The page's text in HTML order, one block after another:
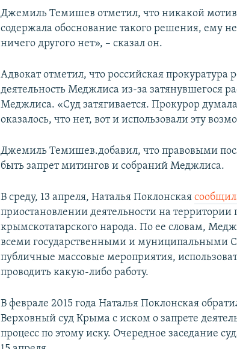
Джемиль Темишев отметил, что никакой
содержала обоснование такого решения, ему
ничего другого нет», – сказал он.
Адвокат отметил, что российская прокуратура
деятельность Меджлиса из-за затянувшегося
Меджлиса. «Суд затягивается. Прокурор
оказалось, что нет, вот и использовали эту
Джемиль Темишев.добавил, что правовыми
быть запрет митингов и собраний Меджлиса.
В среду, 13 апреля, Наталья Поклонская
приостановлении деятельности на территории
крымскотатарского народа. По ее словам,
всеми государственными и муниципальными
публичные массовые мероприятия,
проводить какую-либо работу.
В феврале 2015 года Наталья Поклонская
Верховный суд Крыма с иском о запрете
процесс по этому иску. Очередное заседание